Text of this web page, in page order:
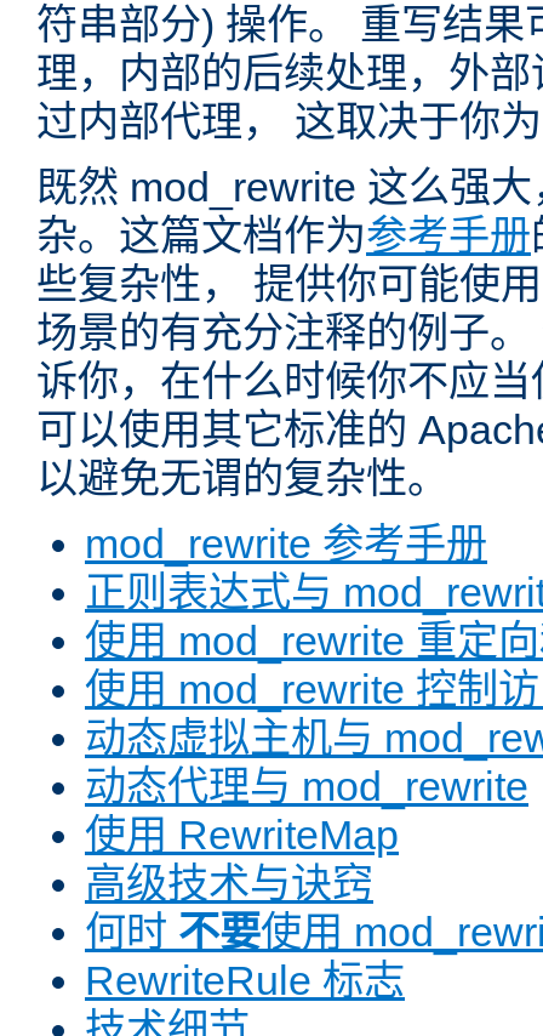
符串部分) 操作。 重写结
理，内部的后续处理，外
过内部代理， 这取决于你
既然 mod_rewrite 这么强
杂。这篇文档作为参考手册
些复杂性， 提供你可能使
场景的有充分注释的例子
诉你，在什么时候你不应
可以使用其它标准的
以避免无谓的复杂性。
mod_rewrite 参考手册
正则表达式与
使用 mod_rewrite 重定
使用 mod_rewrite 控制
动态虚拟主机与
动态代理与 mod_rewrite
使用 RewriteMap
高级技术与诀窍
何时 不要使用
RewriteRule 标志